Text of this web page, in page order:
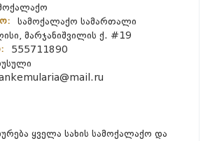
სამოქალაქო სამართალი
მარჯანიშვილის ქ. #19
555711890
ყველა სახის სამოქალაქო და